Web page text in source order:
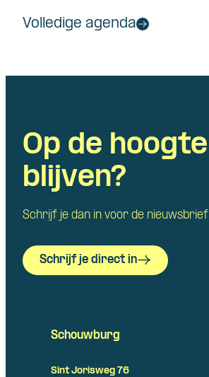
Volledige agenda
Op de hoogte
blijven?
Schrijf je dan in voor de nieuwsbrief
Schrijf je direct in
Schouwburg
Sint Jorisweg 76